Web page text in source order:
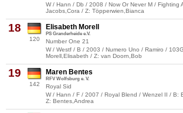
W / Hann / Db / 2008 / Now Or Never M / Fighting
Jacobs,Cora / Z: Töpperwien,Bianca
18
120
Elisabeth Morell
PS Granderheide e.V.
Number One 21
W / Westf / B / 2003 / Numero Uno / Ramiro /
Morell,Elisabeth / Z: van Doorn,Bob
19
142
Maren Bentes
RFV Wolfsburg e. V.
Royal Sid
W / Hann / F / 2007 / Royal Blend / Wenzel II / B:
Z: Bentes,Andrea